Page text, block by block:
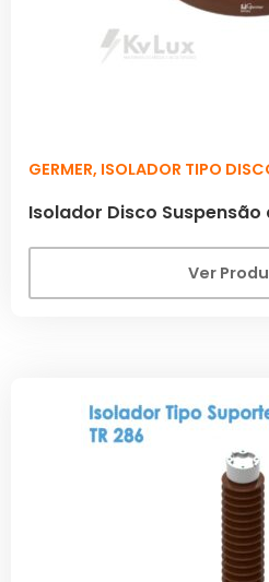
GERMER, ISOLADOR TIPO
Isolador Disco Suspensão
Ver